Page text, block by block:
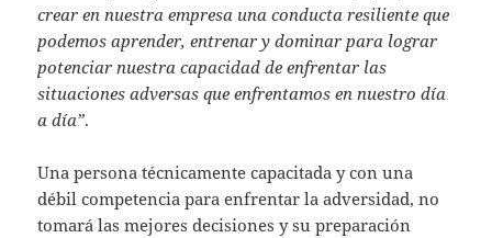
crear en nuestra empresa una conducta resiliente que
podemos aprender, entrenar y dominar para lograr
potenciar nuestra capacidad de enfrentar las
situaciones adversas que enfrentamos en nuestro día
a día”.
Una persona técnicamente capacitada y con una
débil competencia para enfrentar la adversidad, no
tomará las mejores decisiones y su preparación